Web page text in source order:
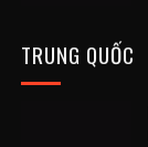
TRUNG QUỐC